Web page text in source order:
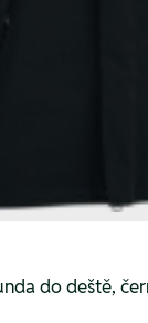
do deště,